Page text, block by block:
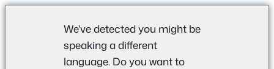
We've detected you might be
speaking a different
language. Do you want to